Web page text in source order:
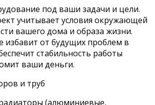
под ваши задачи и цели.
учитывает условия окружающей
вашего дома и образа жизни.
избавит от будущих проблем в
стабильность работы
ваши деньги.
и труб
(алюминиевые,